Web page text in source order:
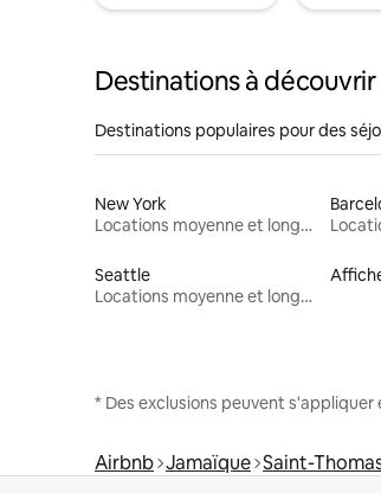
Destinations à découvrir
Destinations populaires pour des
New York
Locations moyenne et longue durée
Seattle
Locations moyenne et longue durée
* Des exclusions peuvent
Airbnb Jamaïque Saint-